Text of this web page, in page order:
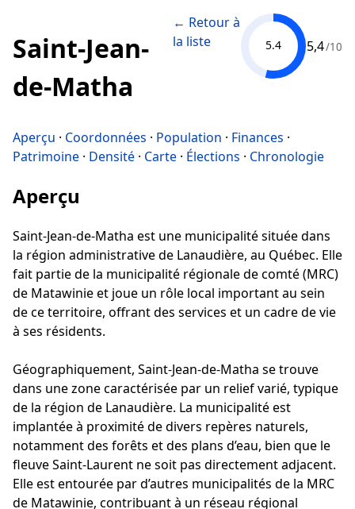
Saint-Jean-
de-Matha
← Retour à
la liste
5.4 5,4/10
Aperçu · Coordonnées · Population · Finances ·
Patrimoine · Densité · Carte · Élections · Chronologie
Aperçu
Saint-Jean-de-Matha est une municipalité située dans
la région administrative de Lanaudière, au Québec. Elle
fait partie de la municipalité régionale de comté (MRC)
de Matawinie et joue un rôle local important au sein
de ce territoire, offrant des services et un cadre de vie
à ses résidents.
Géographiquement, Saint-Jean-de-Matha se trouve
dans une zone caractérisée par un relief varié, typique
de la région de Lanaudière. La municipalité est
implantée à proximité de divers repères naturels,
notamment des forêts et des plans d’eau, bien que le
fleuve Saint-Laurent ne soit pas directement adjacent.
Elle est entourée par d’autres municipalités de la MRC
de Matawinie, contribuant à un réseau régional